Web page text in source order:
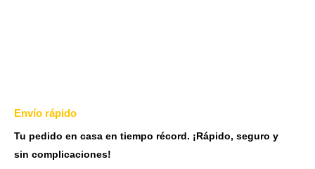
Envío rápido
Tu pedido en casa en tiempo récord. ¡Rápido, seguro y
sin complicaciones!